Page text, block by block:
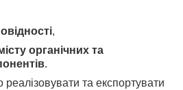
,
органічних та
.
та експортувати